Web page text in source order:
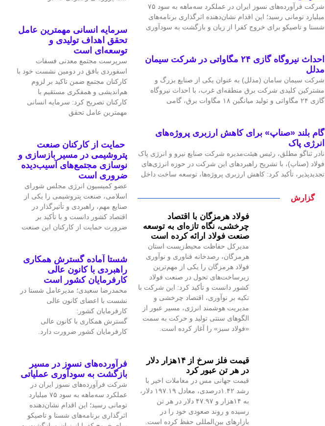
شرکت فرآورده‌های نسوز ایران در عملکرد سه‌ماهه به سود ۷۵
میلیارد تومانی رسید؛ این اقدام نشان‌دهنده اثرگذاری برنامه‌های
شستا و تاصیکو برای خروج کفرا از زیان و بازگشت به سودآوری
احداث نیروگاه گازی ۲۴ مگاواتی در شرکت سیمان
مدلل
شرکت سیمان سامان (مدلل) به عنوان یکی از صنایع بزرگ و
مشترکین کلیدی شرکت برق منطقه‌ای غرب، با احداث نیروگاه
گازی ۲۴ مگاواتی و تولید میانگین ۱۸ مگاوات برق، گامی
گام بلند «صناپ» برای کاهش ارزبری پروژه‌های
انرژی پاک
نادر ثناگو مطلق، رئیس هیئت‌مدیره شرکت صنایع نیرو و انرژی پاک
فولاد (صناپ)، با تشریح راهبردهای این شرکت در حوزه انرژی‌های
تجدیدپذیر، تأکید کرد: کاهش ارزبری پروژه‌ها، توسعه ساخت داخل
گزارش
فولاد هرمزگان با اقتصاد
چرخشی، نگاه تازه‌ای به توسعه
صنعت فولاد ارائه کرده است
مدیرکل حفاظت محیط‌زیست استان
هرمزگان، رصدخانه فناوری و نوآوری
فولاد هرمزگان را یکی از مهم‌ترین
زیرساخت‌های تحول در صنعت فولاد
کشور دانست و تأکید کرد: این شرکت با
تکیه بر نوآوری، اقتصاد چرخشی و
مدیریت هوشمند انرژی، مسیر عبور از
الگوهای سنتی تولید و حرکت به سمت
«فولاد سبز» را آغاز کرده است.
قیمت فلز سرخ از ۱۴هزار دلار
در هر تن عبور کرد
قیمت جهانی مس در معاملات اخیر با
رشد ۱.۴۲درصدی، معادل ۱۹۷.۱۹ دلار،
به ۱۴هزار و ۴۷.۹۷ دلار در هر تن
رسیده و روند صعودی خود را در
بازارهای بین‌المللی حفظ کرده است.
سرمایه انسانی مهمترین عامل
تحقق اهداف تولیدی و
توسعه‌ای است
سرپرست مجتمع معدنی فسفات
اسفوردی بافق در دومین نشست خود با
کارکنان مجتمع ضمن تاکید بر لزوم
هم‌اندیشی و همفکری مستقیم با
کارکنان تصریح کرد: سرمایه انسانی
مهمترین عامل تحقق
حمایت از کارکنان صنعت
پتروشیمی در مسیر بازسازی و
نوسازی مجتمع‌های آسیب‌دیده
ضروری است
عضو کمیسیون انرژی مجلس شورای
اسلامی، صنعت پتروشیمی را یکی از
صنایع مهم، راهبردی و تأثیرگذار در
اقتصاد کشور دانست و با تأکید بر
ضرورت حمایت از کارکنان این صنعت
شستا آماده گسترش همکاری
راهبردی با کانون عالی
کارفرمایان کشور است
محمدرضا سعیدی؛ مدیرعامل شستا در
نشست با اعضای کانون عالی
کارفرمایان کشور:
گسترش همکاری با کانون عالی
کارفرمایان کشور ضرورت دارد.
فرآورده‌های نسوز در مسیر
بازگشت به سودآوری عملیاتی
شرکت فرآورده‌های نسوز ایران در
عملکرد سه‌ماهه به سود ۷۵ میلیارد
تومانی رسید؛ این اقدام نشان‌دهنده
اثرگذاری برنامه‌های شستا و تاصیکو